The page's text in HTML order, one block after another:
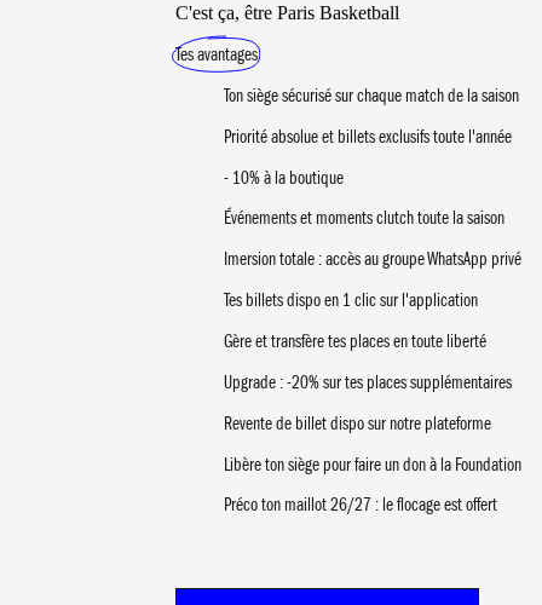
C'est ça, être Paris Basketball
Tes avantages
Ton siège sécurisé sur chaque match de la saison
Priorité absolue et billets exclusifs toute l'année
- 10% à la boutique
Événements et moments clutch toute la saison
Imersion totale : accès au groupe WhatsApp privé
Tes billets dispo en 1 clic sur l'application
Gère et transfère tes places en toute liberté
Upgrade : -20% sur tes places supplémentaires
Revente de billet dispo sur notre plateforme
Libère ton siège pour faire un don à la Foundation
Préco ton maillot 26/27 : le flocage est offert